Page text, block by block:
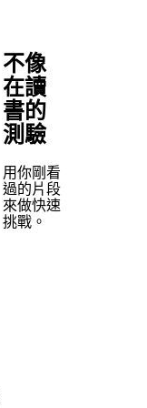
不像
在讀
書的
測驗
用你剛看
過的片段
來做快速
挑戰。